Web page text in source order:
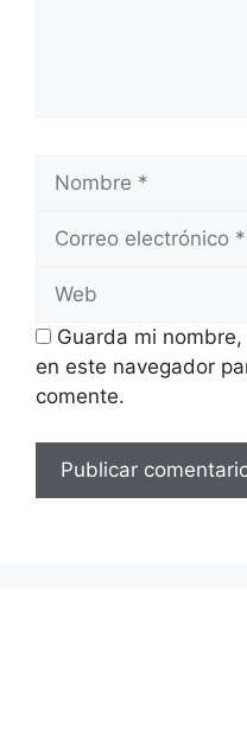
Nombre
Correo
Web
Guarda mi
en este navegador
comente.